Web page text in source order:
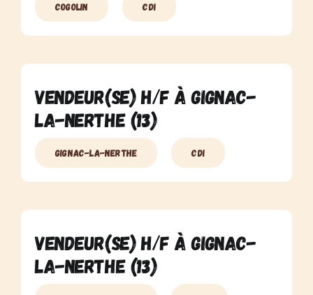
Cogolin CDI
Vendeur(se) H/F à Gignac-
La-Nerthe (13)
Gignac-La-Nerthe CDI
Vendeur(se) H/F à Gignac-
La-Nerthe (13)